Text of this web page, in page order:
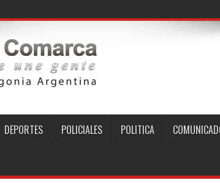
DEPORTES POLICIALES POLITICA